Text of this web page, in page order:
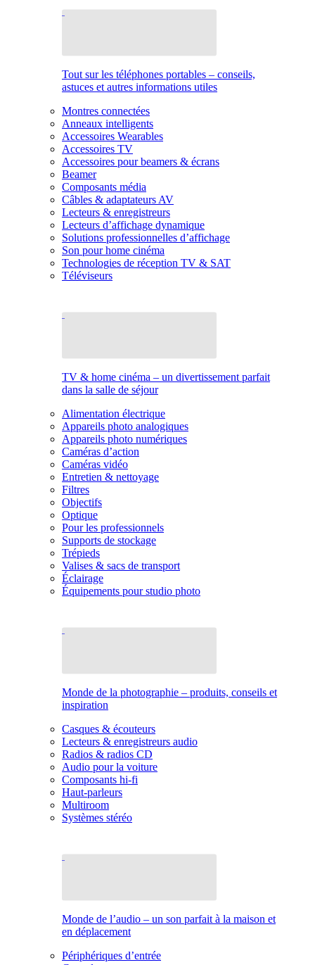
Tout sur les téléphones portables – conseils,
astuces et autres informations utiles
Montres connectées
Anneaux intelligents
Accessoires Wearables
Accessoires TV
Accessoires pour beamers & écrans
Beamer
Composants média
Câbles & adaptateurs AV
Lecteurs & enregistreurs
Lecteurs d’affichage dynamique
Solutions professionnelles d’affichage
Son pour home cinéma
Technologies de réception TV & SAT
Téléviseurs
TV & home cinéma – un divertissement parfait
dans la salle de séjour
Alimentation électrique
Appareils photo analogiques
Appareils photo numériques
Caméras d’action
Caméras vidéo
Entretien & nettoyage
Filtres
Objectifs
Optique
Pour les professionnels
Supports de stockage
Trépieds
Valises & sacs de transport
Éclairage
Équipements pour studio photo
Monde de la photographie – produits, conseils et
inspiration
Casques & écouteurs
Lecteurs & enregistreurs audio
Radios & radios CD
Audio pour la voiture
Composants hi-fi
Haut-parleurs
Multiroom
Systèmes stéréo
Monde de l’audio – un son parfait à la maison et
en déplacement
Périphériques d’entrée